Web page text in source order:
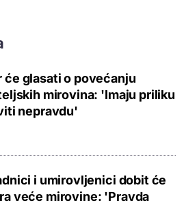
će glasati o povećanju
mirovina: 'Imaju priliku
nepravdu'
i umirovljenici dobit će
veće mirovine: 'Pravda